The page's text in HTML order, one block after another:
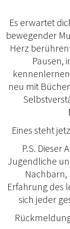
Es erwartet
bewegender
Herz
Pausen,
neu mit
Eines steht
P.S. Dieser
Jugendliche
Nachbarn,
Erfahrung des
sich jeder